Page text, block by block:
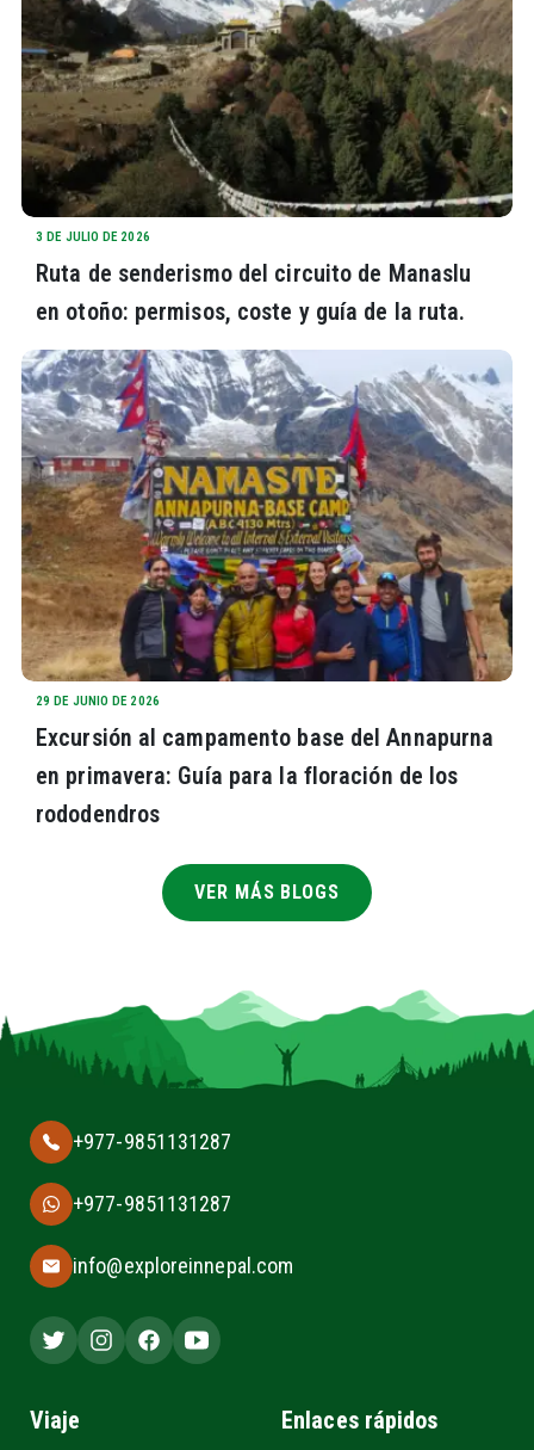
3 DE JULIO DE 2026
Ruta de senderismo del circuito de Manaslu
en otoño: permisos, coste y guía de la ruta.
29 DE JUNIO DE 2026
Excursión al campamento base del Annapurna
en primavera: Guía para la floración de los
rododendros
VER MÁS BLOGS
+977-9851131287
+977-9851131287
info@exploreinnepal.com
Viaje Enlaces rápidos